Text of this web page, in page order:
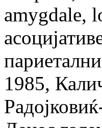
amygdale,
1985,